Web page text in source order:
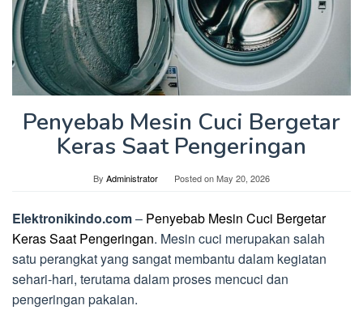
Penyebab Mesin Cuci Bergetar
Keras Saat Pengeringan
By Administrator Posted onMay 20, 2026
Elektronikindo.com– Penyebab Mesin Cuci Bergetar
Keras Saat Pengeringan. Mesin cuci merupakan salah
satu perangkat yang sangat membantu dalam kegiatan
sehari-hari, terutama dalam proses mencuci dan
pengeringan pakaian.